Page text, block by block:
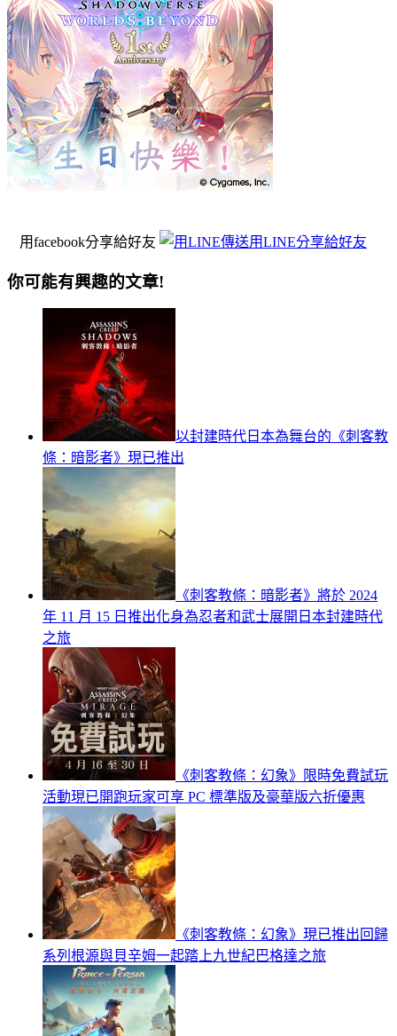
用facebook分享給好友 用LINE分享給好友
你可能有興趣的文章!
以封建時代日本為舞台的《刺客教
條：暗影者》現已推出
《刺客教條：暗影者》將於 2024
年 11 月 15 日推出化身為忍者和武士展開日本封建時代
之旅
《刺客教條：幻象》限時免費試玩
活動現已開跑玩家可享 PC 標準版及豪華版六折優惠
《刺客教條：幻象》現已推出回歸
系列根源與貝辛姆一起踏上九世紀巴格達之旅